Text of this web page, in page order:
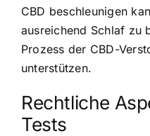
CBD beschleunigen
ausreichend Schlaf zu
Prozess der CBD-
unterstützen.
Rechtliche
Tests